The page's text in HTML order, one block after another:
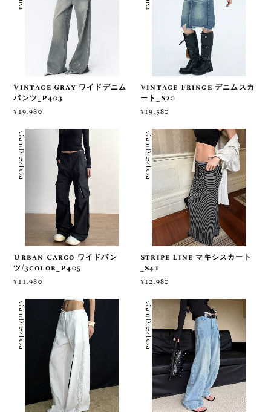
Vintage Gray ワイドデニム
パンツ_P403
¥19,980
Vintage Fringe デニムスカ
ート_S20
¥19,580
Urban Cargo ワイドパン
ツ/3color_P405
¥11,980
Stripe Line マキシスカート
_S41
¥12,980